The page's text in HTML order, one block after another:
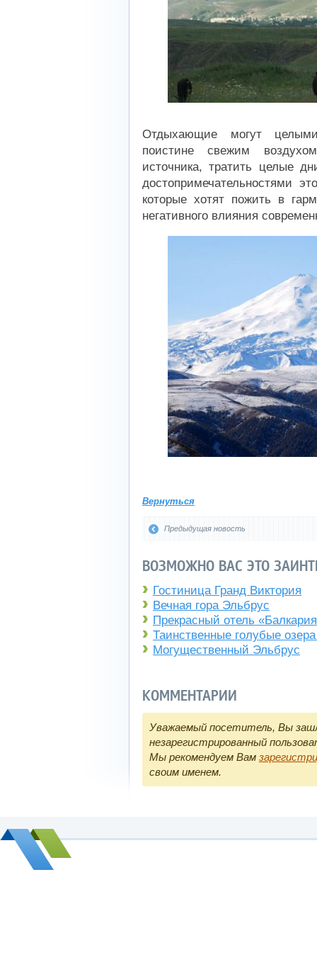
Отдыхающие могут
поистине свежим
источника, тратить целые
достопримечательностями
которые хотят пожить в
негативного влияния
Вернуться
Предыдущая новость
ВОЗМОЖНО ВАС ЭТО
Гостиница Гранд Виктория
Вечная гора Эльбрус
Прекрасный отель
Таинственные голубые
Могущественный Эльбрус
КОММЕНТАРИИ
Уважаемый посетитель, Вы
незарегистрированный
Мы рекомендуем Вам
своим именем.